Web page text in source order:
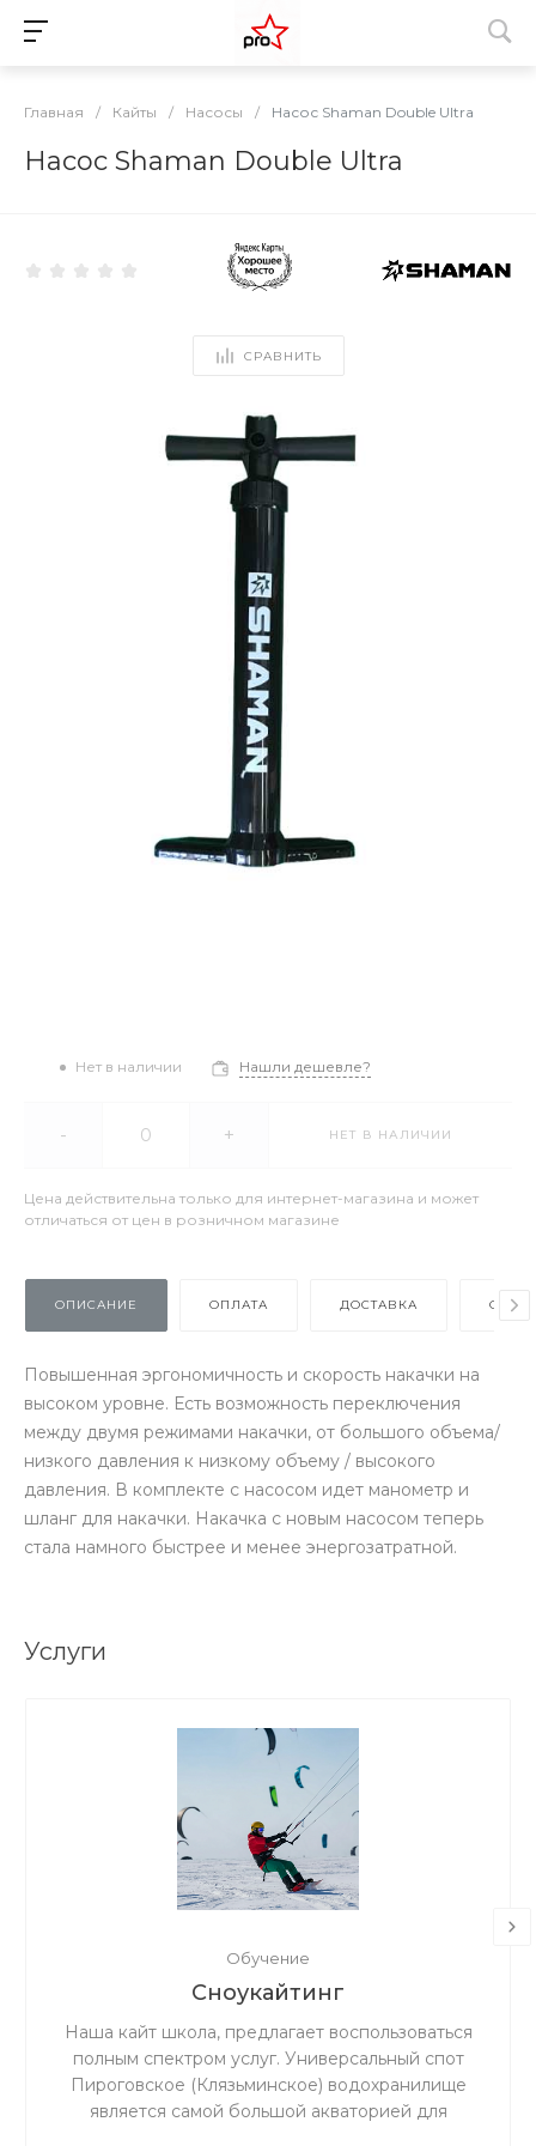
Главная / Кайты / Насосы / Насос Shaman Double Ultra
Насос Shaman Double Ultra
СРАВНИТЬ
Нет в наличии Нашли дешевле?
- + НЕТ В НАЛИЧИИ
Цена действительна только для интернет-магазина и может
отличаться от цен в розничном магазине
ОПИСАНИЕ ОПЛАТА ДОСТАВКА
Повышенная эргономичность и скорость накачки на
высоком уровне. Есть возможность переключения
между двумя режимами накачки, от большого объема/
низкого давления к низкому объему / высокого
давления. В комплекте с насосом идет манометр и
шланг для накачки. Накачка с новым насосом теперь
стала намного быстрее и менее энергозатратной.
Услуги
Обучение
Сноукайтинг
Наша кайт школа, предлагает воспользоваться
полным спектром услуг. Универсальный спот
Пироговское (Клязьминское) водохранилище
является самой большой акваторией для